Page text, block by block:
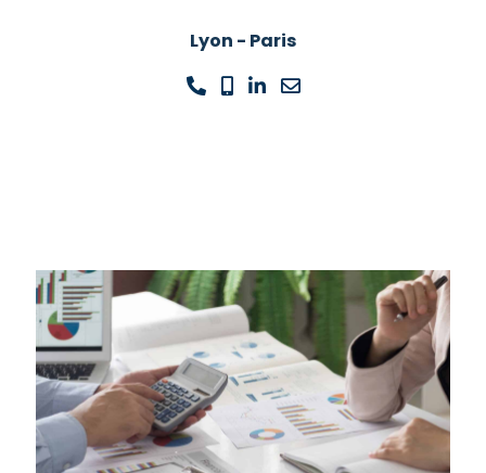
Lyon - Paris